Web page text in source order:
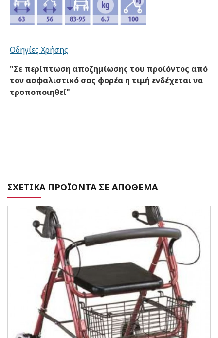
Οδηγίες Χρήσης
"Σε περίπτωση αποζημίωσης του προϊόντος από
τον ασφαλιστικό σας φορέα η τιμή ενδέχεται να
τροποποιηθεί"
ΣΧΕΤΙΚΑ ΠΡΟΪΟΝΤΑ ΣΕ ΑΠΟΘΕΜΑ